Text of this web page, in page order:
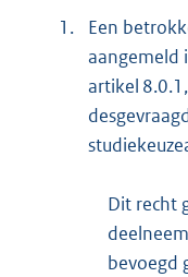
1.
Een
aangemeld
artikel
Dit recht
bevoegd